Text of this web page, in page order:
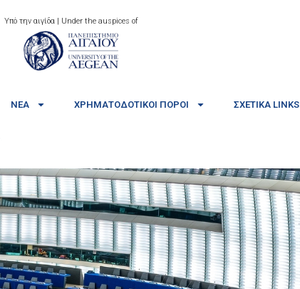
Υπό την αιγίδα | Under the auspices of
ΝΈΑ ΧΡΗΜΑΤΟΔΟΤΙΚΟΊ ΠΌΡΟΙ ΣΧΕΤΙΚΆ LINKS